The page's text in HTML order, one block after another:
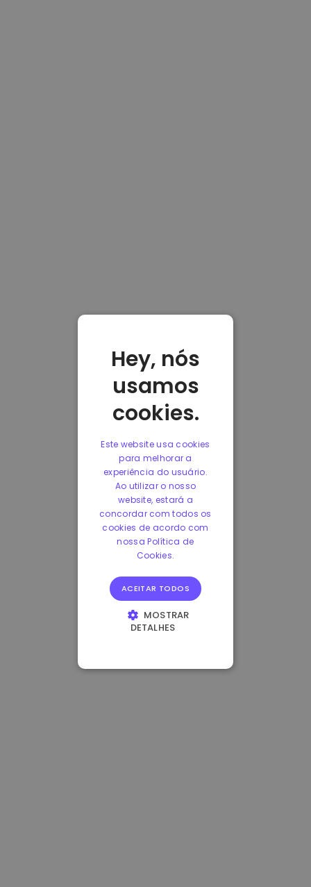
Hey, nós
usamos
cookies.
Este website usa cookies
para melhorar a
experiência do usuário.
Ao utilizar o nosso
website, estará a
concordar com todos os
cookies de acordo com
nossa Política de
Cookies.
ACEITAR TODOS
MOSTRAR
DETALHES